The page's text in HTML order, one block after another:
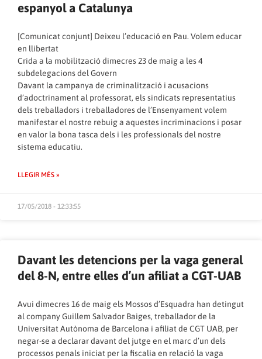
espanyol a Catalunya
[Comunicat conjunt] Deixeu l’educació en Pau. Volem educar
en llibertat
Crida a la mobilització dimecres 23 de maig a les 4
subdelegacions del Govern
Davant la campanya de criminalització i acusacions
d’adoctrinament al professorat, els sindicats representatius
dels treballadors i treballadores de l’Ensenyament volem
manifestar el nostre rebuig a aquestes incriminacions i posar
en valor la bona tasca dels i les professionals del nostre
sistema educatiu.
LLEGIR MÉS »
17/05/2018 - 12:33:55
Davant les detencions per la vaga general
del 8-N, entre elles d’un afiliat a CGT-UAB
Avui dimecres 16 de maig els Mossos d’Esquadra han detingut
al company Guillem Salvador Baiges, treballador de la
Universitat Autònoma de Barcelona i afiliat de CGT UAB, per
negar-se a declarar davant del jutge en el marc d’un dels
processos penals iniciat per la fiscalia en relació la vaga